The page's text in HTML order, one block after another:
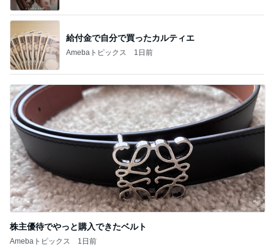
給付金で自分で買ったカルティエ
Amebaトピックス 1日前
株主優待でやっと購入できたベルト
Amebaトピックス 1日前